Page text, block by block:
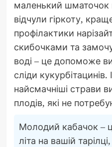
маленький
відчули гіркоту,
профілактики
скибочками та
воді – це допоможе
сліди кукурбітацинів.
найсмачніші страви
плодів, які не
Молодий кабачок –
літа на вашій